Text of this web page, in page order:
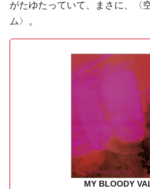
がたゆたっていて、まさに、〈
ム〉。
MY BLOODY